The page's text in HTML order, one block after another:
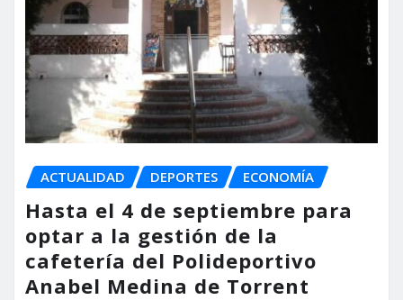
ACTUALIDAD DEPORTES ECONOMÍA
Hasta el 4 de septiembre para
optar a la gestión de la
cafetería del Polideportivo
Anabel Medina de Torrent